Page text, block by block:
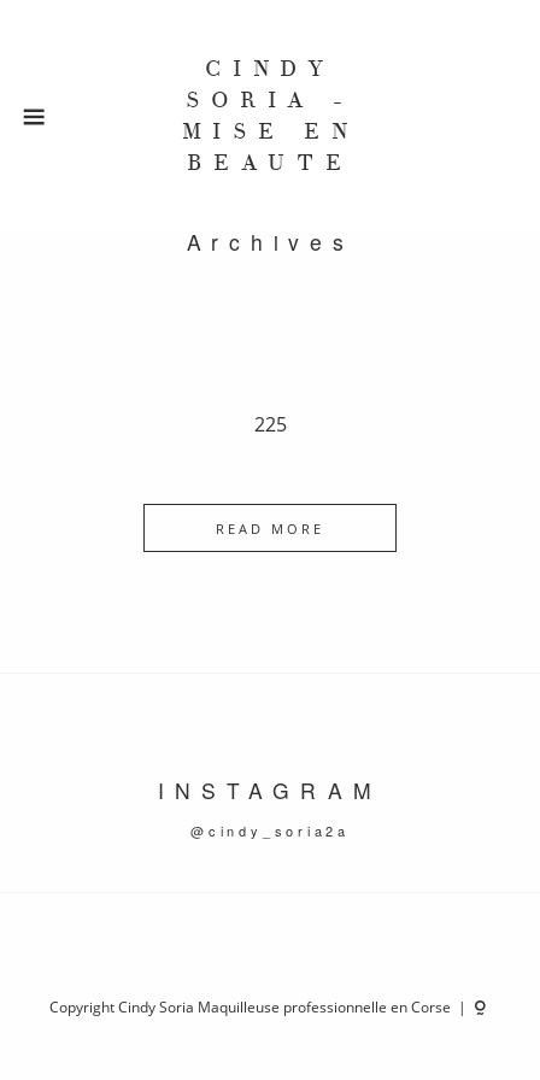
CINDY
SORIA -
MISE EN
BEAUTE
Archives
225
READ MORE
INSTAGRAM
@cindy_soria2a
Copyright Cindy Soria Maquilleuse professionnelle en Corse |